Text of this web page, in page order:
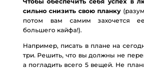
сильно снизить свою планку
потом вам самим захочется
большего кайфа!).
Например, писать в плане на
три. Решить, что вы должны не
а погладить всего 5 вещей. Не